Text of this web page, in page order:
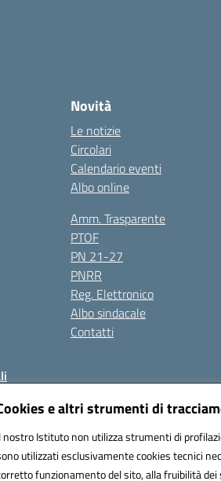
e altri strumenti di
nostro Istituto non utilizza strumenti di
utilizzati esclusivamente cookies tecnici
funzionamento del sito, alla fruibilità dei
Novità
Le notizie
Circolari
Calendario eventi
Albo online
Amm. Trasparente
PTOF
PN 21-27
PNRR
Reg. Elettronico
Albo sindacale
Contatti